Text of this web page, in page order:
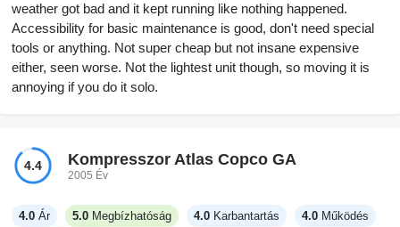
weather got bad and it kept running like nothing happened.
Accessibility for basic maintenance is good, don't need special
tools or anything. Not super cheap but not insane expensive
either, seen worse. Not the lightest unit though, so moving it is
annoying if you do it solo.
4.4 Kompresszor Atlas Copco GA
2005 Év
4.0 Ár 5.0 Megbízhatóság 4.0 Karbantartás 4.0 Működés